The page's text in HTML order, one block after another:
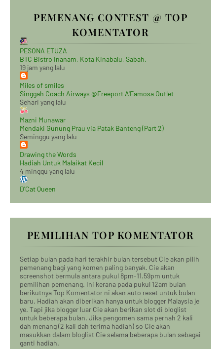
PEMENANG CONTEST @ TOP
KOMENTATOR
PESONA ETUZA
BTC Bistro Inanam, Kota Kinabalu, Sabah.
19 jam yang lalu
Miles of smiles
Singgah Coach Airways @Freeport A'Famosa Outlet
Sehari yang lalu
Mazni Munawar
Mendaki Gunung Prau via Patak Banteng (Part 2)
Seminggu yang lalu
Drawing the Words
Hadiah Untuk Malaikat Kecil
4 minggu yang lalu
D'Cat Queen
PEMILIHAN TOP KOMENTATOR
Setiap bulan pada hari terakhir bulan tersebut Cie akan pilih
pemenang bagi yang komen paling banyak. Cie akan
screenshot bermula antara pukul 8pm-11.59pm untuk
pemilihan pemenang. Ini kerana pada pukul 12am bulan
berikutnya Top Komentator ni akan auto reset untuk bulan
baru. Hadiah akan diberikan hanya untuk blogger Malaysia je
ye. Tapi jika blogger luar Cie akan berikan slot di bloglist
untuk beberapa bulan. Jika pengomen sama pernah 2 kali
dah menang (2 kali dah terima hadiah) so Cie akan
masukkan dalam bloglist Cie selama beberapa bulan sebagai
ganti hadiah.